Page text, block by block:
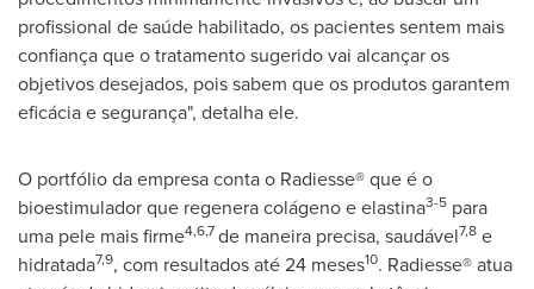
profissional de saúde habilitado, os pacientes sentem mais
confiança que o tratamento sugerido vai alcançar os
objetivos desejados, pois sabem que os produtos garantem
eficácia e segurança", detalha ele.
O portfólio da empresa conta o Radiesse® que é o
bioestimulador que regenera colágeno e elastina3-5 para
uma pele mais firme4,6,7de maneira precisa, saudável7,8 e
hidratada7,9, com resultados até 24 meses10. Radiesse® atua